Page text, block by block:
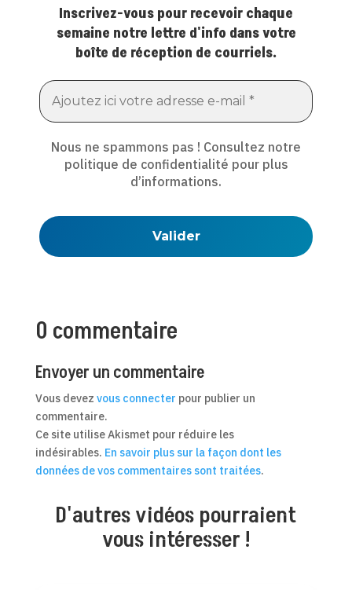
Inscrivez-vous pour recevoir chaque
semaine notre lettre d'info dans votre
boîte de réception de courriels.
Nous ne spammons pas ! Consultez notre
politique de confidentialité pour plus
d’informations.
0 commentaire
Envoyer un commentaire
Vous devez vous connecter pour publier un
commentaire.
Ce site utilise Akismet pour réduire les
indésirables. En savoir plus sur la façon dont les
données de vos commentaires sont traitées.
D'autres vidéos pourraient
vous intéresser !